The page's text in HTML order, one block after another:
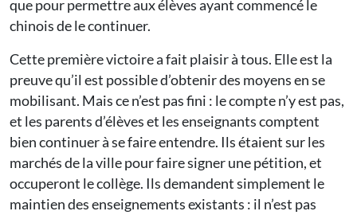
que pour permettre aux élèves ayant commencé le
chinois de le continuer.
Cette première victoire a fait plaisir à tous. Elle est la
preuve qu’il est possible d’obtenir des moyens en se
mobilisant. Mais ce n’est pas fini : le compte n’y est pas,
et les parents d’élèves et les enseignants comptent
bien continuer à se faire entendre. Ils étaient sur les
marchés de la ville pour faire signer une pétition, et
occuperont le collège. Ils demandent simplement le
maintien des enseignements existants : il n’est pas